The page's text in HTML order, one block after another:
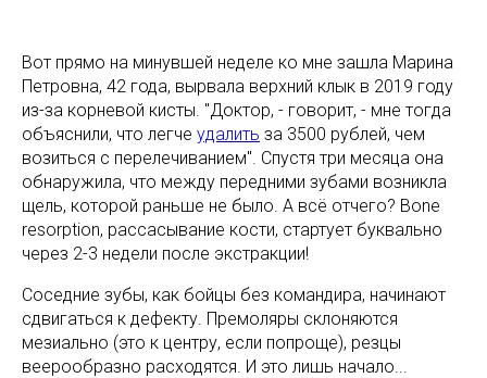
Вот прямо на минувшей неделе ко мне зашла Марина
Петровна, 42 года, вырвала верхний клык в 2019 году
из-за корневой кисты. "Доктор, - говорит, - мне тогда
объяснили, что легче удалить за 3500 рублей, чем
возиться с перелечиванием". Спустя три месяца она
обнаружила, что между передними зубами возникла
щель, которой раньше не было. А всё отчего? Bone
resorption, рассасывание кости, стартует буквально
через 2-3 недели после экстракции!
Соседние зубы, как бойцы без командира, начинают
сдвигаться к дефекту. Премоляры склоняются
мезиально (это к центру, если попроще), резцы
веерообразно расходятся. И это лишь начало...